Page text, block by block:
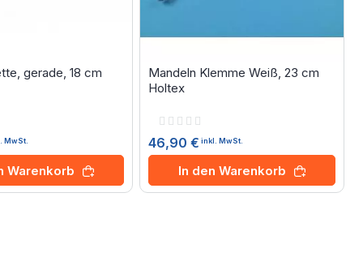
gerade, 18 cm
MwSt.
Warenkorb
Mandeln Klemme Weiß, 23 cm
Holtex
Rating:
46,90 € inkl. MwSt.
In den Warenkorb